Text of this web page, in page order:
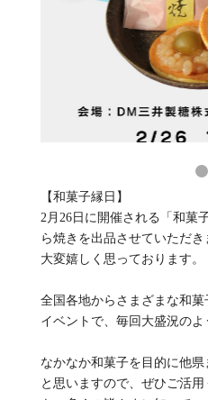
【和菓子縁日】
2月26日に開催される「和菓
ら焼きを出品させていただ
大変嬉しく思っております。
全国各地からさまざまな和
イベントで、毎回大盛況のよ
なかなか和菓子を目的に他
と思いますので、ぜひご活